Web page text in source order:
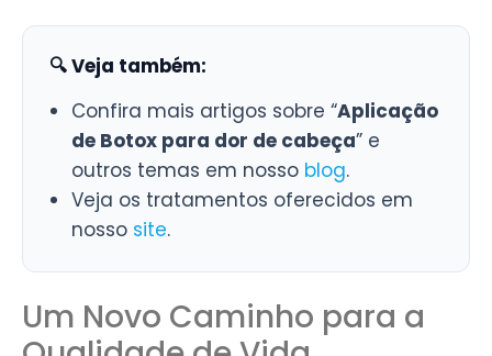
🔍 Veja também:
Confira mais artigos sobre “Aplicação
de Botox para dor de cabeça” e
outros temas em nosso blog.
Veja os tratamentos oferecidos em
nosso site.
Um Novo Caminho para a